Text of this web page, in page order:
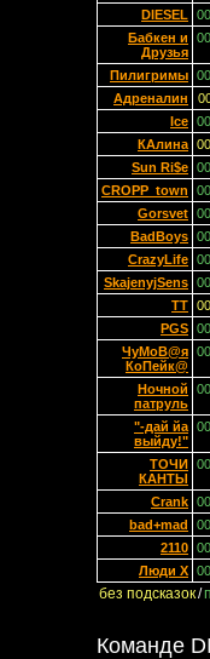
DIESEL
Бабкен и
Друзья
Пилигримы
Адреналин
Ice
КАлина
Sun Ri$e
CROPP_town
Gorsvet
BadBoys
CrazyLife
SkajenyjSens
TT
PGS
ЧуМоВ@я
КоПейк@
Ночной
патруль
"-дай йа
выйду!"
ТОЧИ
КАНТЫ
Crank
bad+mad
2110
Люди X
без подсказок/
Команде